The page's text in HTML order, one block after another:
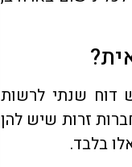
דוח שנתי לרשות
זרות שיש להן
בלבד.